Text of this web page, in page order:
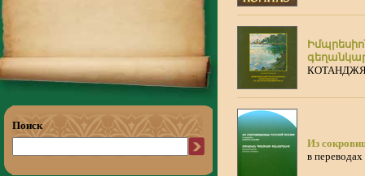
Поиск
Из
в